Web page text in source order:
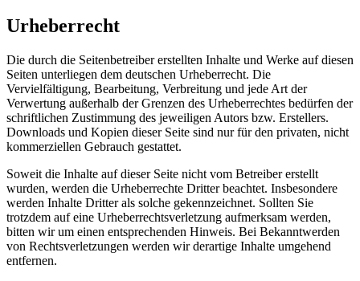
Urheberrecht
Die durch die Seitenbetreiber erstellten Inhalte und Werke auf diesen
Seiten unterliegen dem deutschen Urheberrecht. Die
Vervielfältigung, Bearbeitung, Verbreitung und jede Art der
Verwertung außerhalb der Grenzen des Urheberrechtes bedürfen der
schriftlichen Zustimmung des jeweiligen Autors bzw. Erstellers.
Downloads und Kopien dieser Seite sind nur für den privaten, nicht
kommerziellen Gebrauch gestattet.
Soweit die Inhalte auf dieser Seite nicht vom Betreiber erstellt
wurden, werden die Urheberrechte Dritter beachtet. Insbesondere
werden Inhalte Dritter als solche gekennzeichnet. Sollten Sie
trotzdem auf eine Urheberrechtsverletzung aufmerksam werden,
bitten wir um einen entsprechenden Hinweis. Bei Bekanntwerden
von Rechtsverletzungen werden wir derartige Inhalte umgehend
entfernen.